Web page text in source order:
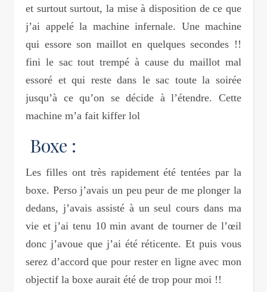
et surtout surtout, la mise à disposition de ce que
j’ai appelé la machine infernale. Une machine
qui essore son maillot en quelques secondes !!
fini le sac tout trempé à cause du maillot mal
essoré et qui reste dans le sac toute la soirée
jusqu’à ce qu’on se décide à l’étendre. Cette
machine m’a fait kiffer lol
Boxe :
Les filles ont très rapidement été tentées par la
boxe. Perso j’avais un peu peur de me plonger la
dedans, j’avais assisté à un seul cours dans ma
vie et j’ai tenu 10 min avant de tourner de l’œil
donc j’avoue que j’ai été réticente. Et puis vous
serez d’accord que pour rester en ligne avec mon
objectif la boxe aurait été de trop pour moi !!